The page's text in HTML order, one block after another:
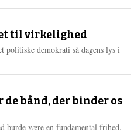
e
e
til virkelighed
politiske demokrati så dagens lys i
bånd, der binder os
burde være en fundamental frihed.